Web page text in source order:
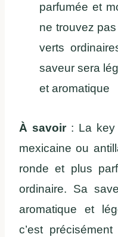
parfumée et
ne trouvez
verts
saveur sera
et aromatique
À savoir: La key
mexicaine ou
ronde et plus
ordinaire. Sa
aromatique et
c’est